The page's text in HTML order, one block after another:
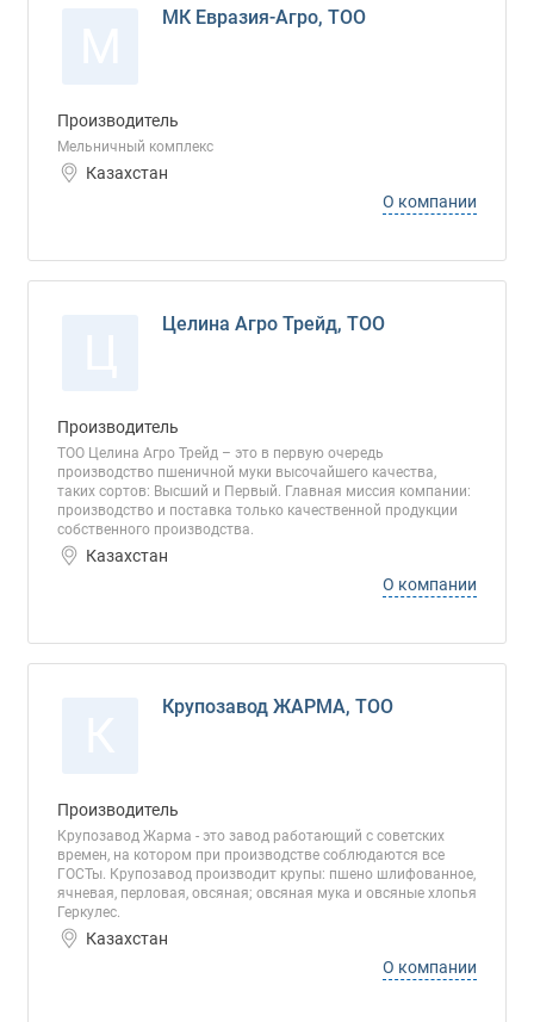
МК Евразия-Агро, ТОО
Производитель
Мельничный комплекс
Казахстан
О компании
Целина Агро Трейд, ТОО
Производитель
ТОО Целина Агро Трейд – это в первую очередь
производство пшеничной муки высочайшего качества,
таких сортов: Высший и Первый. Главная миссия компании:
производство и поставка только качественной продукции
собственного производства.
Казахстан
О компании
Крупозавод ЖАРМА, ТОО
Производитель
Крупозавод Жарма - это завод работающий с советских
времен, на котором при производстве соблюдаются все
ГОСТы. Крупозавод производит крупы: пшено шлифованное,
ячневая, перловая, овсяная; овсяная мука и овсяные хлопья
Геркулес.
Казахстан
О компании